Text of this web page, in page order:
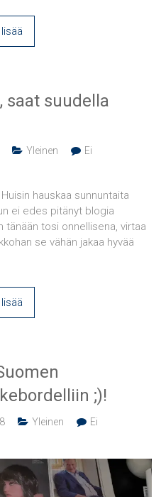
saat suudella
Yleinen
Ei
hauskaa sunnuntaita
ei edes pitänyt blogia
tänään tosi onnellisena, virtaa
se vähän jakaa hyvää
;)!
Yleinen
Ei